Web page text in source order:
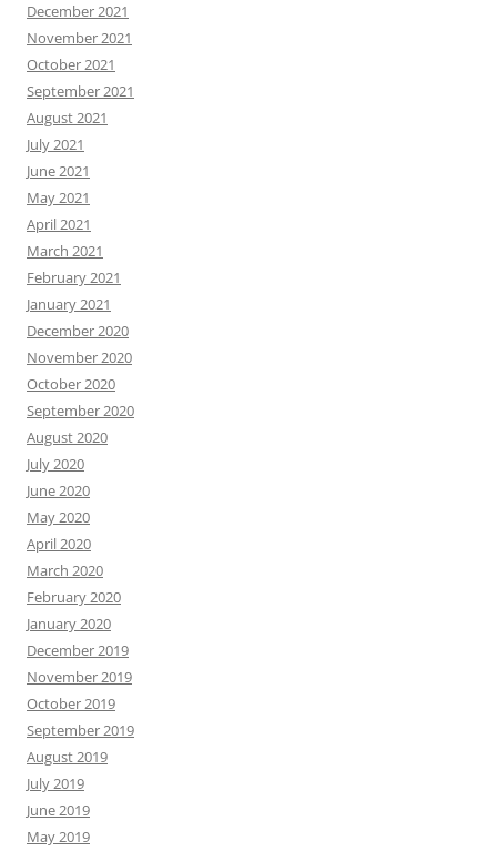
December 2021
November 2021
October 2021
September 2021
August 2021
July 2021
June 2021
May 2021
April 2021
March 2021
February 2021
January 2021
December 2020
November 2020
October 2020
September 2020
August 2020
July 2020
June 2020
May 2020
April 2020
March 2020
February 2020
January 2020
December 2019
November 2019
October 2019
September 2019
August 2019
July 2019
June 2019
May 2019